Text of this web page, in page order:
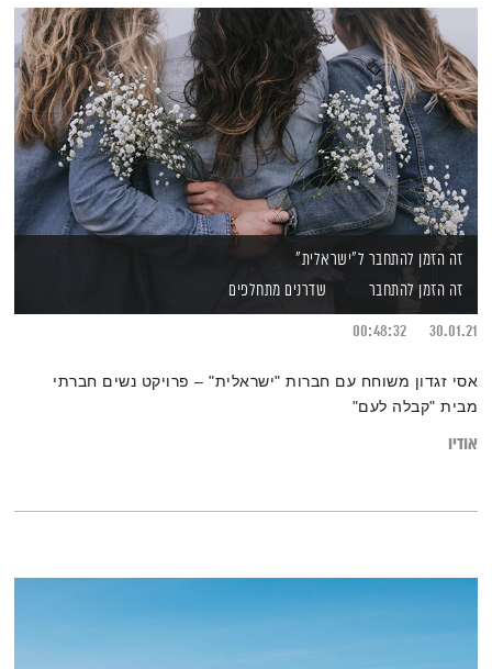
זה הזמן להתחבר ל"ישראלית"
זה הזמן להתחבר
שדרנים מתחלפים
30.01.21
00:48:32
אסי זגדון משוחח עם חברות "ישראלית" – פרויקט נשים חברתי
מבית "קבלה לעם"
אודיו